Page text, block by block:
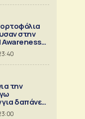
στην
την
δαπάνες